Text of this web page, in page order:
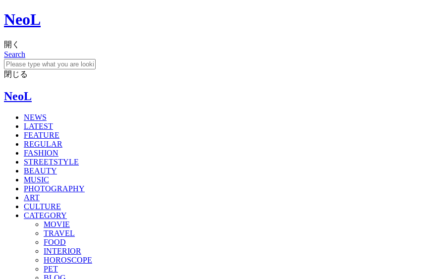
NeoL
開く
Search
閉じる
NeoL
NEWS
LATEST
FEATURE
REGULAR
FASHION
STREETSTYLE
BEAUTY
MUSIC
PHOTOGRAPHY
ART
CULTURE
CATEGORY
MOVIE
TRAVEL
FOOD
INTERIOR
HOROSCOPE
PET